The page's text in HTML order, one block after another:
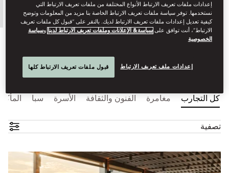
See More
كل التجارب مغامرة الفنون والثقافة الأسرة سبا
تصفية
إعدادات ملفات تعريف الارتباط الأنواع المختلفة من ملفات تعريف الارتباط التي
نستخدمها. توفر سياسة ملفات تعريف الارتباط الخاصة بنا مزيد من المعلومات وتوضح
كيفية تعديل إعدادات ملفات تعريف الارتباط لديك. بالنقر على “قبول كل ملفات تعريف
الارتباط”، أنت توافق علىسياسة& الإعلانات وملفات تعريف الارتباط لدينا وسياسة
الخصوصية
إعدادات ملف تعريف الارتباط قبول ملفات تعريف الارتباط كلها